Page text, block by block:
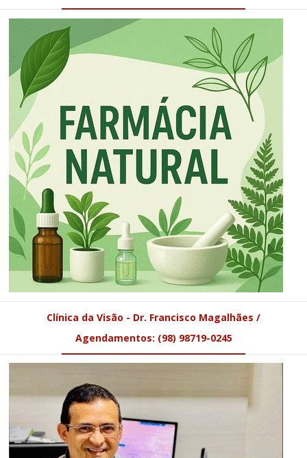
Clínica da Visão - Dr. Francisco Magalhães /
Agendamentos: (98) 98719-0245